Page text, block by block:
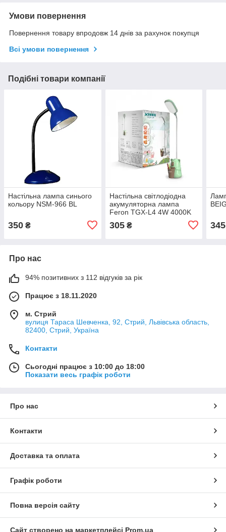
Умови повернення
Повернення товару впродовж 14 днів за рахунок покупця
Всі умови повернення
Подібні товари компанії
Настільна лампа синього
кольору NSM-966 BL
350 ₴
Настільна світлодіодна
акумуляторна лампа
Feron TGX-L4 4W 4000K
USB 3 рівня яскр.зелений/
рожевий
305₴ 345
Про нас
94% позитивних з 112 відгуків за рік
Працює з 18.11.2020
м. Стрий
вулиця Тараса Шевченка, 92, Стрий, Львівська область,
82400, Стрий, Україна
Контакти
Сьогодні працює з 10:00 до 18:00
Показати весь графік роботи
Про нас
Контакти
Доставка та оплата
Графік роботи
Повна версія сайту
Сайт створено на маркетплейсі Prom.ua